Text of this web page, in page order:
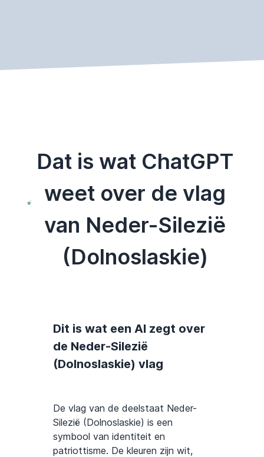
Dat is wat ChatGPT
weet over de vlag
van Neder-Silezië
(Dolnoslaskie)
Dit is wat een AI zegt over
de Neder-Silezië
(Dolnoslaskie) vlag
De vlag van de deelstaat Neder-
Silezië (Dolnoslaskie) is een
symbool van identiteit en
patriottisme. De kleuren zijn wit,